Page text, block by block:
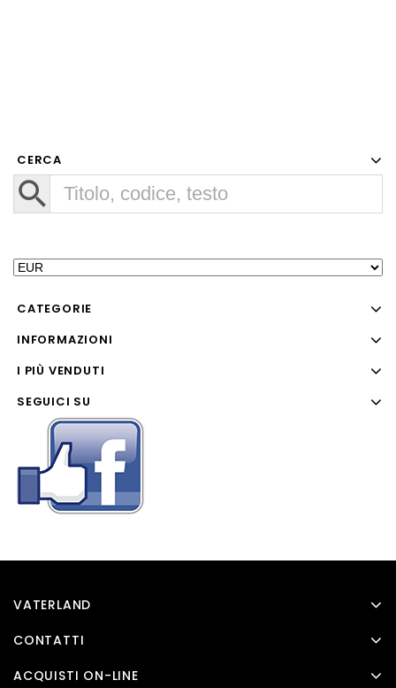
CERCA
CATEGORIE
INFORMAZIONI
I PIÙ VENDUTI
SEGUICI SU
VATERLAND
CONTATTI
ACQUISTI ON-LINE